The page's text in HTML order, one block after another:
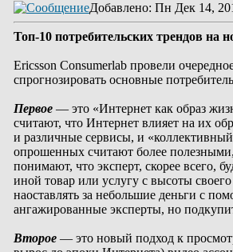
Добавлено: Пн Дек 14,
Топ-10 потребительских трендов на
Ericsson Consumerlab провели
спрогнозировать основные
Первое — это «Интернет как образ
считают, что Интернет влияет на их
и различные сервисы, и
опрошенных считают более
понимают, что эксперт, скорее всего,
иной товар или услугу с высоты
наоставлять за небольшие деньги с
ангажированные эксперты, но
Второе — это новый подход к